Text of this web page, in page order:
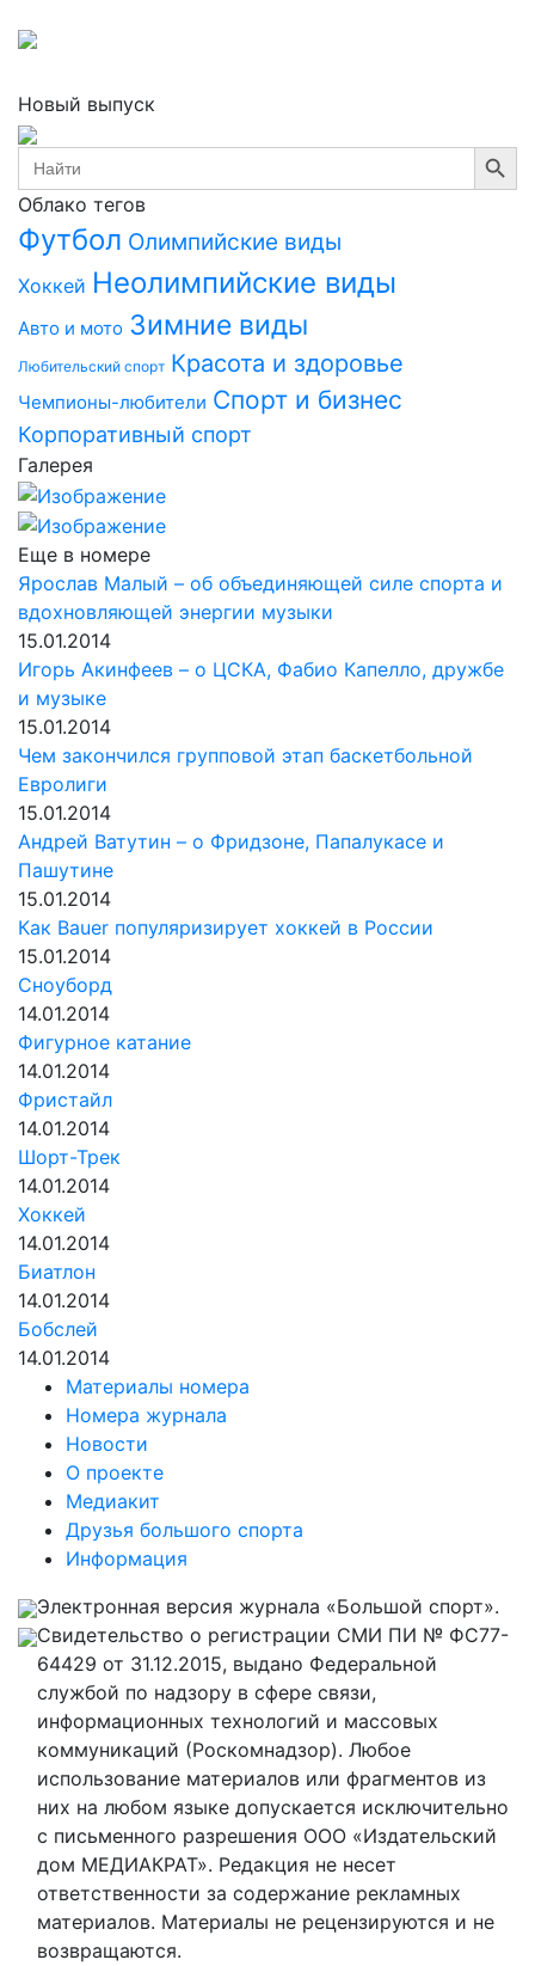
Новый выпуск
Search
for:
Search Button
Облако тегов
Футбол Олимпийские виды
Хоккей Неолимпийские виды
Авто и мото Зимние виды
Любительский спорт Красота и здоровье
Чемпионы-любители Спорт и бизнес
Корпоративный спорт
Галерея
Еще в номере
Ярослав Малый – об объединяющей силе спорта и
вдохновляющей энергии музыки
15.01.2014
Игорь Акинфеев – о ЦСКА, Фабио Капелло, дружбе
и музыке
15.01.2014
Чем закончился групповой этап баскетбольной
Евролиги
15.01.2014
Андрей Ватутин – о Фридзоне, Папалукасе и
Пашутине
15.01.2014
Как Bauer популяризирует хоккей в России
15.01.2014
Сноуборд
14.01.2014
Фигурное катание
14.01.2014
Фристайл
14.01.2014
Шорт-Трек
14.01.2014
Хоккей
14.01.2014
Биатлон
14.01.2014
Бобслей
14.01.2014
Материалы номера
Номера журнала
Новости
О проекте
Медиакит
Друзья большого спорта
Информация
Электронная версия журнала «Большой спорт».
Свидетельство о регистрации СМИ ПИ № ФС77-
64429 от 31.12.2015, выдано Федеральной
службой по надзору в сфере связи,
информационных технологий и массовых
коммуникаций (Роскомнадзор). Любое
использование материалов или фрагментов из
них на любом языке допускается исключительно
с письменного разрешения ООО «Издательский
дом МЕДИАКРАТ». Редакция не несет
ответственности за содержание рекламных
материалов. Материалы не рецензируются и не
возвращаются.